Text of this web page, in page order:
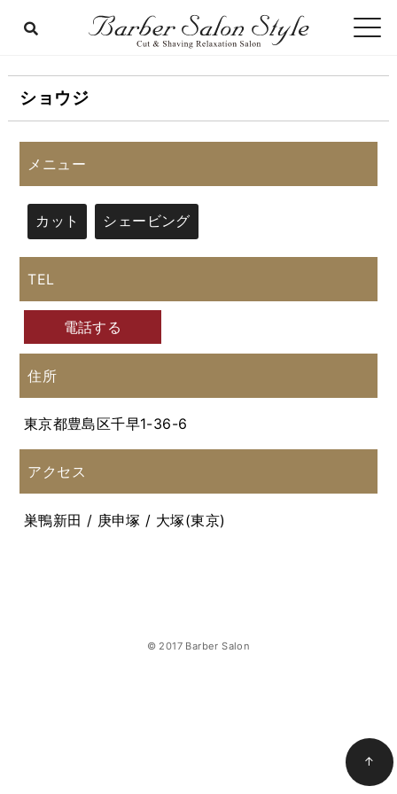
ショウジ
メニュー
カット シェービング
TEL
電話する
住所
東京都豊島区千早1-36-6
アクセス
巣鴨新田 / 庚申塚 / 大塚(東京)
© 2017 Barber Salon
↑